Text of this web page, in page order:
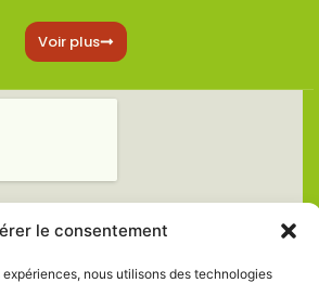
le consentement
nous utilisons des technologies
Voir plus